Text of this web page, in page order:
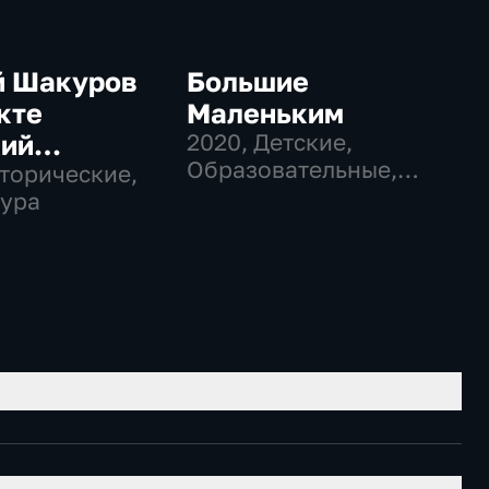
Шакуров
Большие
Маленьким
2020, Детские,
Образовательные,